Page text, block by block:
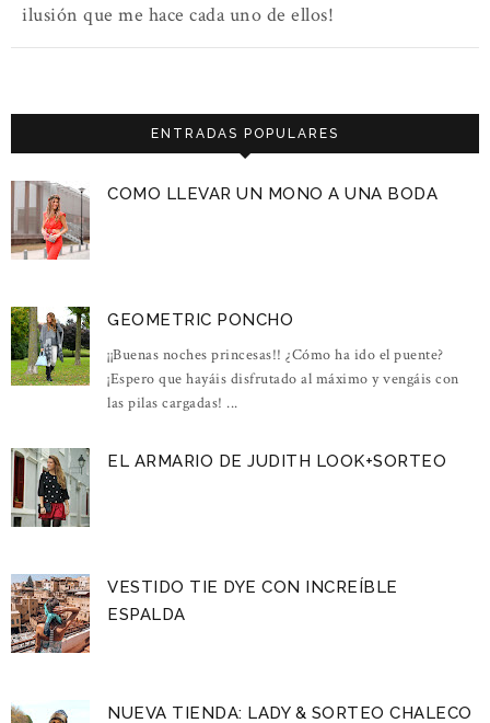
ilusión que me hace cada uno de ellos!
ENTRADAS POPULARES
COMO LLEVAR UN MONO A UNA BODA
GEOMETRIC PONCHO
¡¡Buenas noches princesas!! ¿Cómo ha ido el puente?
¡Espero que hayáis disfrutado al máximo y vengáis con
las pilas cargadas! ...
EL ARMARIO DE JUDITH LOOK+SORTEO
VESTIDO TIE DYE CON INCREÍBLE
ESPALDA
NUEVA TIENDA: LADY & SORTEO CHALECO